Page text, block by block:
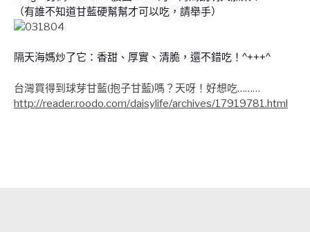
（有誰不知道甘藍硬幫幫才可以吃，請舉手）
隔天海媽炒了它：香甜、厚實、清脆，還不錯吃！^+++^
台灣買得到球芽甘藍(抱子甘藍)嗎？天呀！好想吃………
http://reader.roodo.com/daisylife/archives/17919781.html